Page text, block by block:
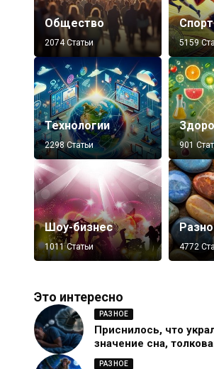
Общество
2074 Статьи
Спорт
5159
Технологии
2298 Статьи 901
Шоу-бизнес
1011 Статьи 4772
Это интересно
РАЗНОЕ
Приснилось, что
значение сна,
РАЗНОЕ